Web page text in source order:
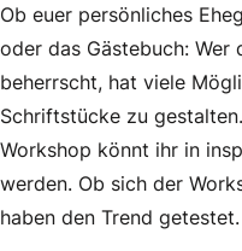
Ob euer persönliches
Ob euer persönliches
oder das Gästebuch:
beherrscht, hat viele
Schriftstücke zu
Workshop könnt ihr in
werden. Ob sich der
haben den Trend getestet.